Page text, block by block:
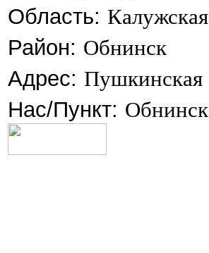
Область: Калужская
Район: Обнинск
Адрес: Пушкинская
Нас/Пункт: Обнинск